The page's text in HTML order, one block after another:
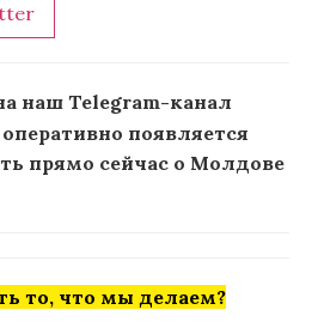
наш Telegram-канал
появляется
прямо сейчас о Молдове
то, что мы делаем?